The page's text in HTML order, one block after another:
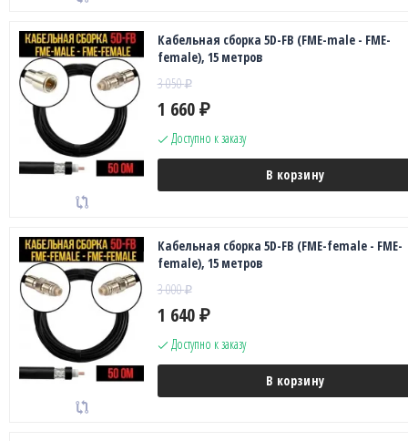
Кабельная сборка 5D-FB (FME-male - FME-
female), 15 метров
3 050₽
1 660 ₽
Доступно к заказу
В корзину
Кабельная сборка 5D-FB (FME-female - FME-
female), 15 метров
3 000₽
1 640 ₽
Доступно к заказу
В корзину